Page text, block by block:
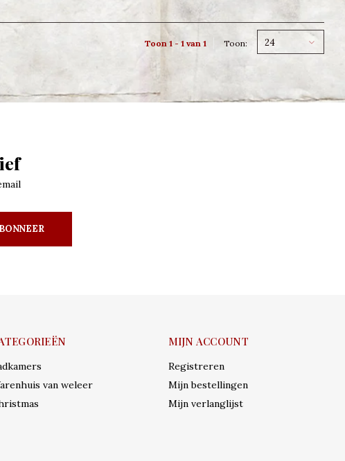
Toon 1 - 1 van 1 Toon: 24
van weleer
MIJN ACCOUNT
Registreren
Mijn bestellingen
Mijn verlanglijst